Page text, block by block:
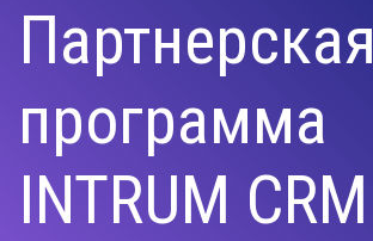
Партнерская
программа
INTRUM CRM